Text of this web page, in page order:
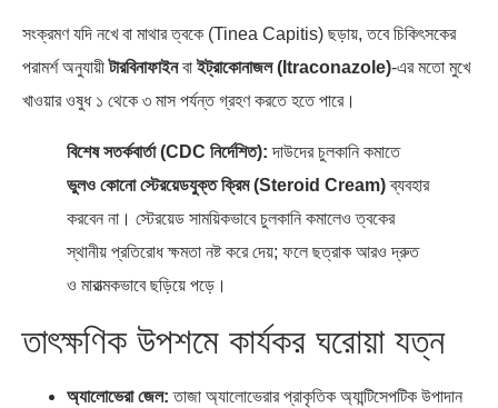
সংক্রমণ যদি নখে বা মাথার ত্বকে (Tinea Capitis) ছড়ায়, তবে চিকিৎসকের
পরামর্শ অনুযায়ীটারবিনাফাইনবাইট্রাকোনাজল (Itraconazole)-এর মতো মুখে
খাওয়ার ওষুধ ১ থেকে ৩ মাস পর্যন্ত গ্রহণ করতে হতে পারে।
বিশেষ সতর্কবার্তা (CDC নির্দেশিত): দাউদের চুলকানি কমাতে
ভুলও কোনো স্টেরয়েডযুক্ত ক্রিম (Steroid Cream)ব্যবহার
করবেন না। স্টেরয়েড সাময়িকভাবে চুলকানি কমালেও ত্বকের
স্থানীয় প্রতিরোধ ক্ষমতা নষ্ট করে দেয়; ফলে ছত্রাক আরও দ্রুত
ও মারাত্মকভাবে ছড়িয়ে পড়ে।
তাৎক্ষণিক উপশমে কার্যকর ঘরোয়া যত্ন
অ্যালোভেরা জেল: তাজা অ্যালোভেরার প্রাকৃতিক অ্যান্টিসেপটিক উপাদান